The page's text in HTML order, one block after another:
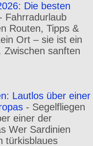
Die besten
- Fahrradurlaub
Routen, Tipps &
Ort – sie ist ein
Zwischen sanften
Lautlos über einer
- Segelfliegen
einer der
Wer Sardinien
türkisblaues